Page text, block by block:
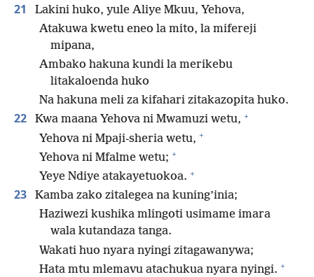
21
Lakini huko, yule Aliye Mkuu, Yehova,
Atakuwa kwetu eneo la mito, la mifereji
mipana,
Ambako hakuna kundi la merikebu
litakaloenda huko
Na hakuna meli za kifahari zitakazopita huko.
22 Kwa maana Yehova ni Mwamuzi wetu, +
Yehova ni Mpaji-sheria wetu, +
Yehova ni Mfalme wetu; +
Yeye Ndiye atakayetuokoa. +
23
Kamba zako zitalegea na kuning’inia;
Haziwezi kushika mlingoti usimame imara
wala kutandaza tanga.
Wakati huo nyara nyingi zitagawanywa;
Hata mtu mlemavu atachukua nyara nyingi. +